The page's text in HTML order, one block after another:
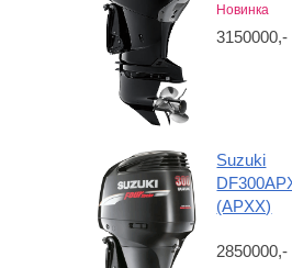
Новинка
3150000,-
Suzuki
(APXX)
2850000,-